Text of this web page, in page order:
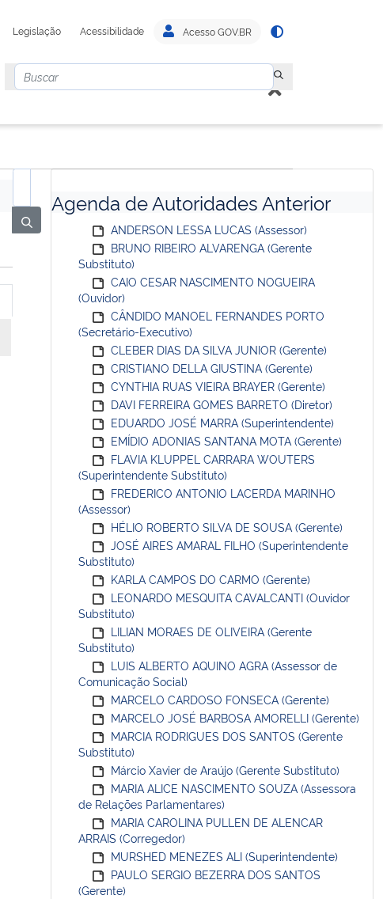
Legislação Acessibilidade Acesso GOV.BR
Agenda de Autoridades Anterior
ANDERSON LESSA LUCAS (Assessor)
BRUNO RIBEIRO ALVARENGA (Gerente
Substituto)
CAIO CESAR NASCIMENTO NOGUEIRA
(Ouvidor)
CÂNDIDO MANOEL FERNANDES PORTO
(Secretário-Executivo)
CLEBER DIAS DA SILVA JUNIOR (Gerente)
CRISTIANO DELLA GIUSTINA (Gerente)
CYNTHIA RUAS VIEIRA BRAYER (Gerente)
DAVI FERREIRA GOMES BARRETO (Diretor)
EDUARDO JOSÉ MARRA (Superintendente)
EMÍDIO ADONIAS SANTANA MOTA (Gerente)
FLAVIA KLUPPEL CARRARA WOUTERS
(Superintendente Substituto)
FREDERICO ANTONIO LACERDA MARINHO
(Assessor)
HÉLIO ROBERTO SILVA DE SOUSA (Gerente)
JOSÉ AIRES AMARAL FILHO (Superintendente
Substituto)
KARLA CAMPOS DO CARMO (Gerente)
LEONARDO MESQUITA CAVALCANTI (Ouvidor
Substituto)
LILIAN MORAES DE OLIVEIRA (Gerente
Substituto)
LUIS ALBERTO AQUINO AGRA (Assessor de
Comunicação Social)
MARCELO CARDOSO FONSECA (Gerente)
MARCELO JOSÉ BARBOSA AMORELLI (Gerente)
MARCIA RODRIGUES DOS SANTOS (Gerente
Substituto)
Márcio Xavier de Araújo (Gerente Substituto)
MARIA ALICE NASCIMENTO SOUZA (Assessora
de Relações Parlamentares)
MARIA CAROLINA PULLEN DE ALENCAR
ARRAIS (Corregedor)
MURSHED MENEZES ALI (Superintendente)
PAULO SERGIO BEZERRA DOS SANTOS
(Gerente)